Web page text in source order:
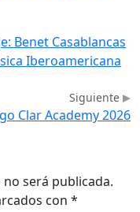
Benet Casablancas
Iberoamericana
Siguiente
Clar Academy 2026
será publicada.
con *